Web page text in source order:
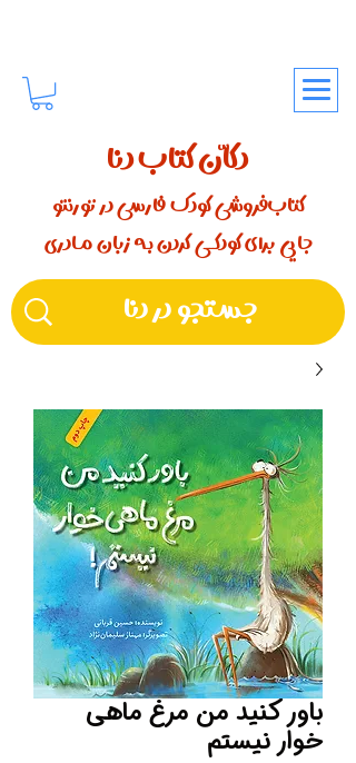
دکّان کتاب دنا
کتاب‌فروشی کودک فارسی در تورنتو
جایی برای کودکـــی کردن بـه زبان مـادری
باور کنید من مرغ ماهی
خوار نیستم